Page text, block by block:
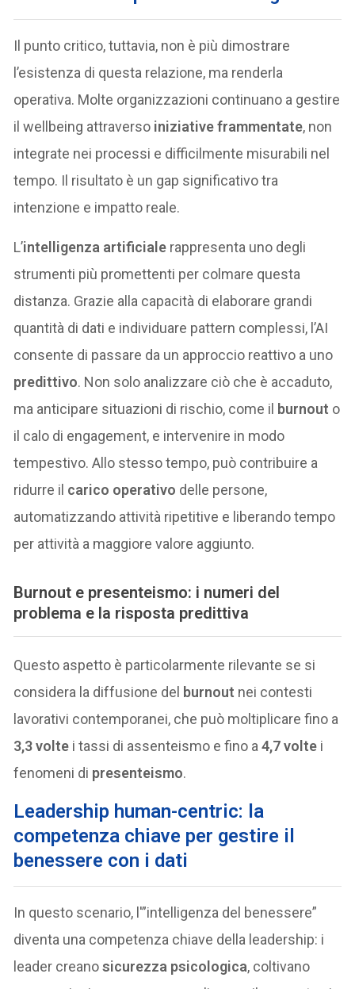
Il punto critico, tuttavia, non è più dimostrare
l’esistenza di questa relazione, ma renderla
operativa. Molte organizzazioni continuano a gestire
il wellbeing attraverso iniziative frammentate, non
integrate nei processi e difficilmente misurabili nel
tempo. Il risultato è un gap significativo tra
intenzione e impatto reale.
L’intelligenza artificiale rappresenta uno degli
strumenti più promettenti per colmare questa
distanza. Grazie alla capacità di elaborare grandi
quantità di dati e individuare pattern complessi, l’AI
consente di passare da un approccio reattivo a uno
predittivo. Non solo analizzare ciò che è accaduto,
ma anticipare situazioni di rischio, come il burnout o
il calo di engagement, e intervenire in modo
tempestivo. Allo stesso tempo, può contribuire a
ridurre il carico operativo delle persone,
automatizzando attività ripetitive e liberando tempo
per attività a maggiore valore aggiunto.
Burnout e presenteismo: i numeri del
problema e la risposta predittiva
Questo aspetto è particolarmente rilevante se si
considera la diffusione del burnout nei contesti
lavorativi contemporanei, che può moltiplicare fino a
3,3 volte i tassi di assenteismo e fino a4,7 volte i
fenomeni di presenteismo.
Leadership human-centric: la
competenza chiave per gestire il
benessere con i dati
In questo scenario, l'”intelligenza del benessere”
diventa una competenza chiave della leadership: i
leader creanosicurezza psicologica, coltivano